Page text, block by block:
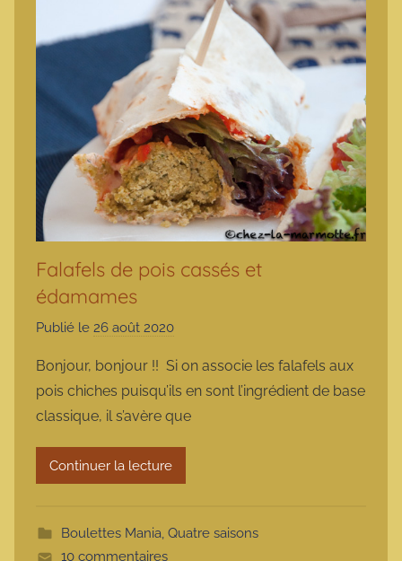
Falafels de pois cassés et
édamames
Publié le 26 août 2020
r
m
a
r
t
Bonjour, bonjour !! Si on associe les falafels aux
pois chiches puisqu’ils en sont l’ingrédient de base
classique, il s’avère que
Continuer la lecture
Boulettes Mania, Quatre saisons
10 commentaires